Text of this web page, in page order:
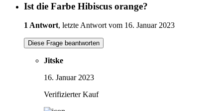
Ist die Farbe Hibiscus orange?
1 Antwort, letzte Antwort vom 16. Januar 2023
Diese Frage beantworten
Jitske
16. Januar 2023
Verifizierter Kauf